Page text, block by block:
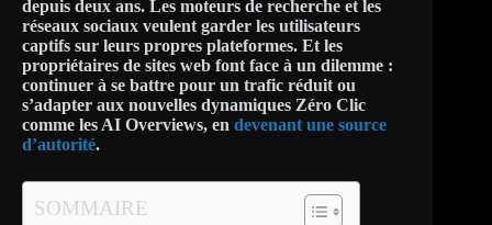
depuis deux ans. Les moteurs de recherche et les
réseaux sociaux veulent garder les utilisateurs
captifs sur leurs propres plateformes. Et les
propriétaires de sites web font face à un dilemme :
continuer à se battre pour un trafic réduit ou
s’adapter aux nouvelles dynamiques Zéro Clic
comme les AI Overviews, en devenant une source
d’autorité.
SOMMAIRE